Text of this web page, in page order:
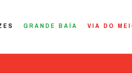
GRANDE BAÍA VIA DO